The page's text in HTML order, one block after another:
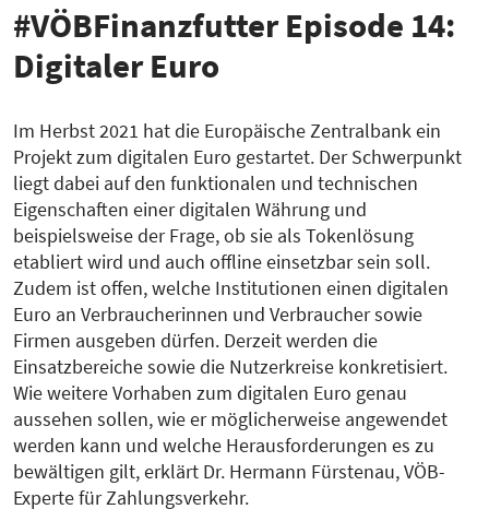
#VÖBFinanzfutter Episode 14:
Digitaler Euro
Im Herbst 2021 hat die Europäische Zentralbank ein
Projekt zum digitalen Euro gestartet. Der Schwerpunkt
liegt dabei auf den funktionalen und technischen
Eigenschaften einer digitalen Währung und
beispielsweise der Frage, ob sie als Tokenlösung
etabliert wird und auch offline einsetzbar sein soll.
Zudem ist offen, welche Institutionen einen digitalen
Euro an Verbraucherinnen und Verbraucher sowie
Firmen ausgeben dürfen. Derzeit werden die
Einsatzbereiche sowie die Nutzerkreise konkretisiert.
Wie weitere Vorhaben zum digitalen Euro genau
aussehen sollen, wie er möglicherweise angewendet
werden kann und welche Herausforderungen es zu
bewältigen gilt, erklärt Dr. Hermann Fürstenau, VÖB-
Experte für Zahlungsverkehr.